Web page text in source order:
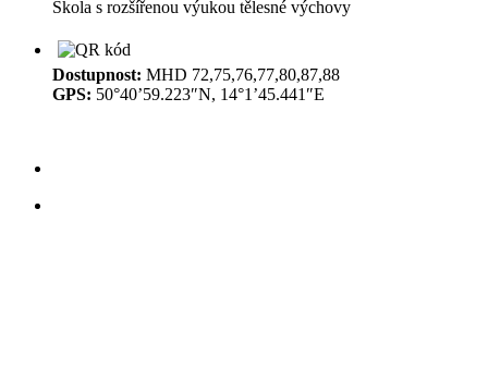
Škola s rozšířenou výukou tělesné výchovy
Dostupnost: MHD 72,75,76,77,80,87,88
GPS: 50°40’59.223″N, 14°1’45.441″E